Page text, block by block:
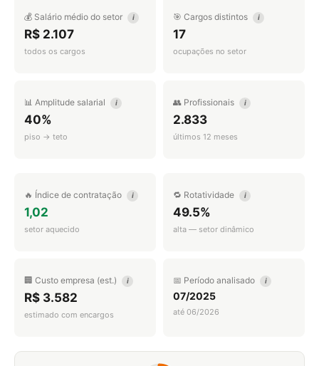
💰 Salário médio do setor i
R$ 2.107
todos os cargos
🎯 Cargos distintos i
17
ocupações no setor
📊 Amplitude salarial i
40%
piso → teto
👥 Profissionais i
2.833
últimos 12 meses
🔥 Índice de contratação i
1,02
setor aquecido
🔁 Rotatividade i
49.5%
alta — setor dinâmico
🏢 Custo empresa (est.) i
R$ 3.582
estimado com encargos
📅 Período analisado i
07/2025
até 06/2026